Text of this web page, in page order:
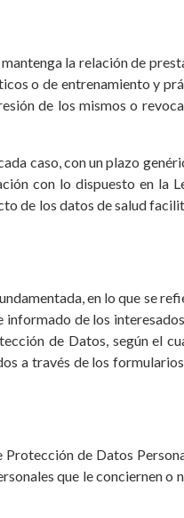
la relación de
o de entrenamiento y
de los mismos o
caso, con un plazo
con lo dispuesto en la
de los datos de salud
en lo que se
informado de los
de Datos, según el
a través de los
de Datos
que le conciernen o